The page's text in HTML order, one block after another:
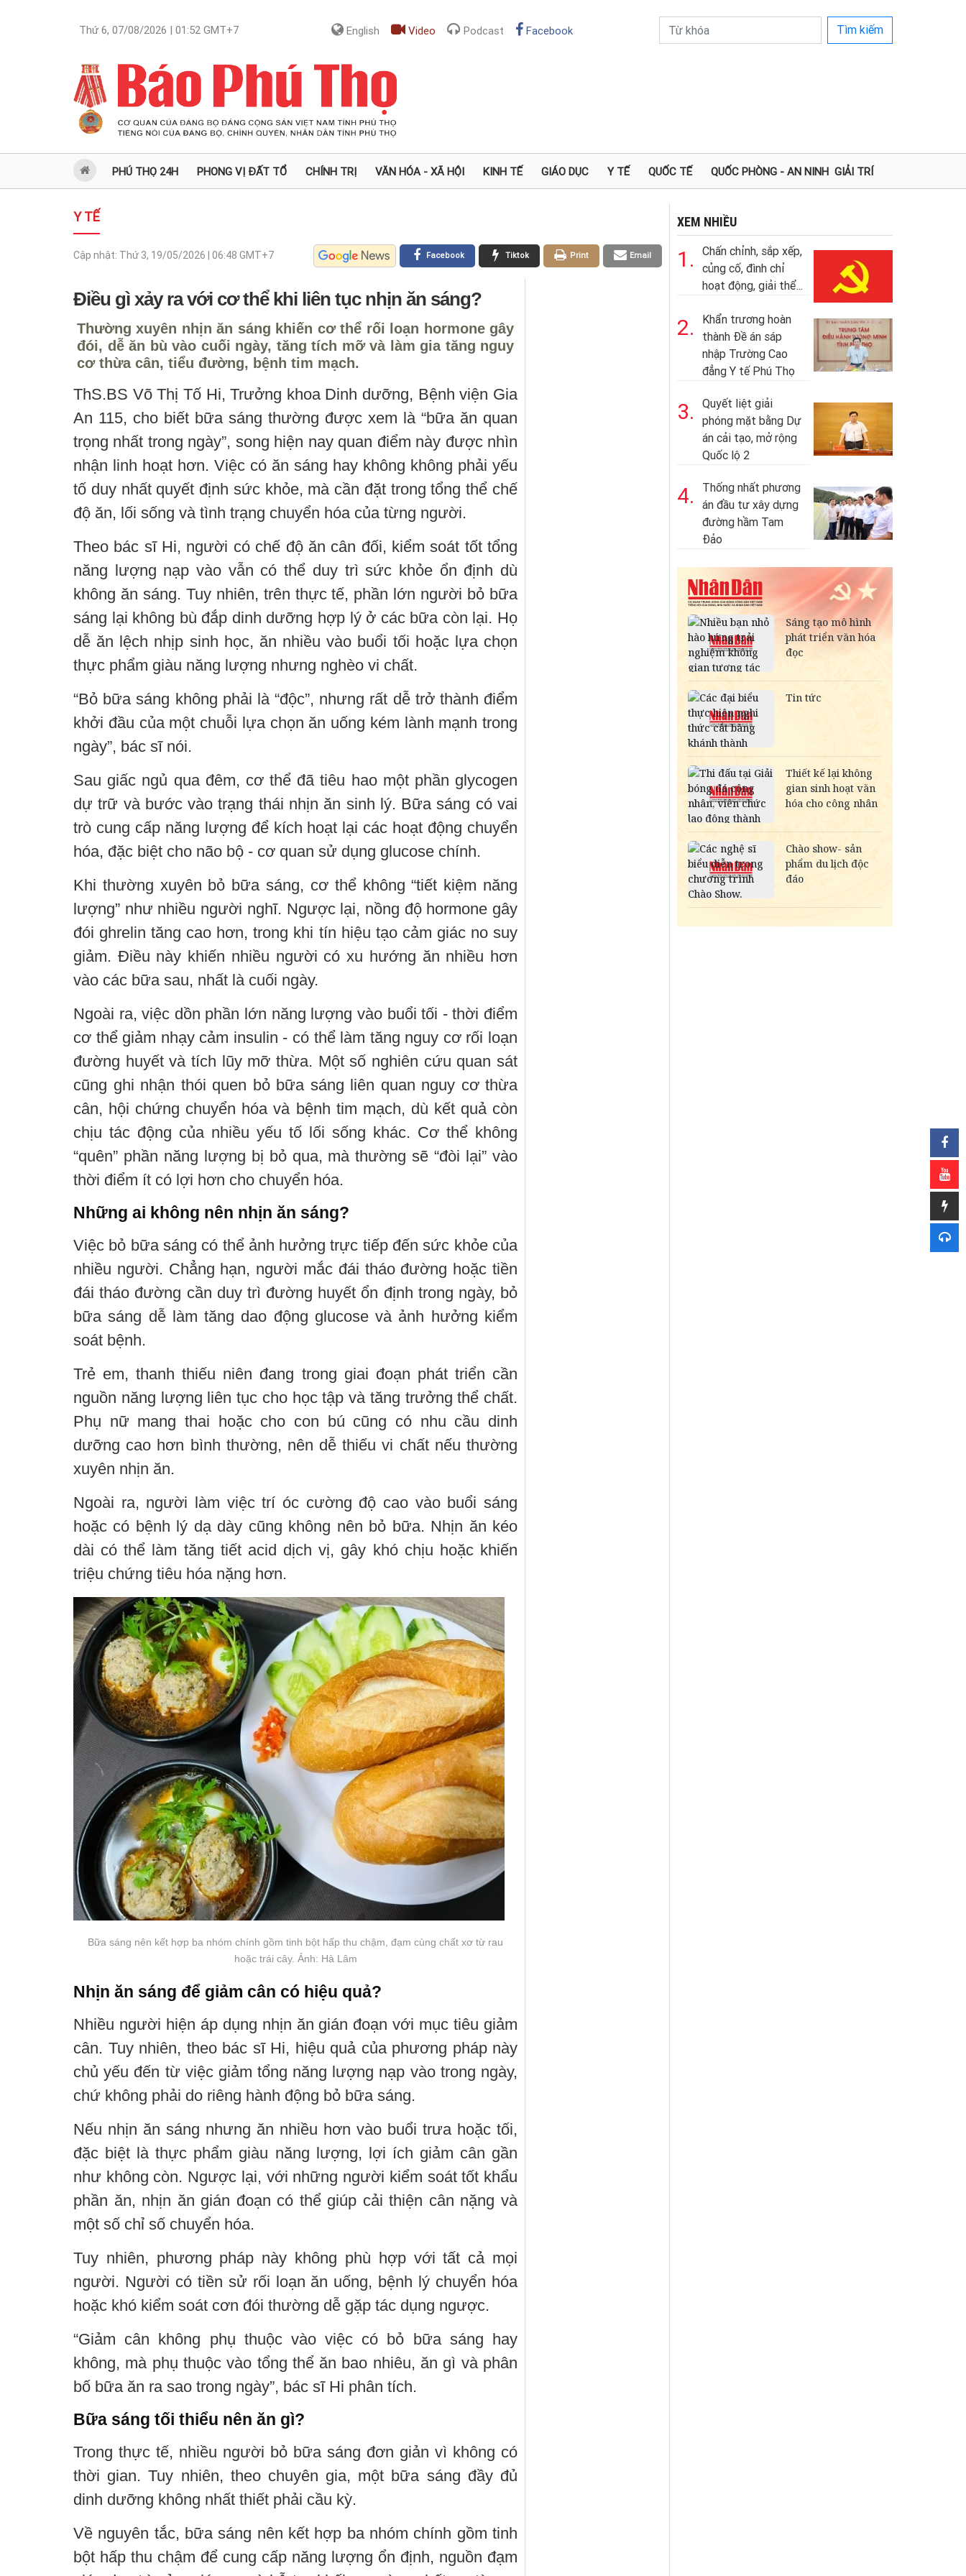
Thứ 6, 07/08/2026 | 01:52 GMT+7 English Video Podcast Facebook Tìm kiếm
PHÚ THỌ 24H PHONG VỊ ĐẤT TỔ CHÍNH TRỊ VĂN HÓA - XÃ HỘI KINH TẾ GIÁO DỤC Y TẾ QUỐC TẾ QUỐC PHÒNG - AN NINH GIẢI TRÍ
Y TẾ
Cập nhật: Thứ 3, 19/05/2026 | 06:48 GMT+7 Email
Print
Tiktok
Facebook
Điều gì xảy ra với cơ thể khi liên tục nhịn ăn sáng?
Thường xuyên nhịn ăn sáng khiến cơ thể rối loạn hormone gây
đói, dễ ăn bù vào cuối ngày, tăng tích mỡ và làm gia tăng nguy
cơ thừa cân, tiểu đường, bệnh tim mạch.
ThS.BS Võ Thị Tố Hi, Trưởng khoa Dinh dưỡng, Bệnh viện Gia
An 115, cho biết bữa sáng thường được xem là “bữa ăn quan
trọng nhất trong ngày”, song hiện nay quan điểm này được nhìn
nhận linh hoạt hơn. Việc có ăn sáng hay không không phải yếu
tố duy nhất quyết định sức khỏe, mà cần đặt trong tổng thể chế
độ ăn, lối sống và tình trạng chuyển hóa của từng người.
Theo bác sĩ Hi, người có chế độ ăn cân đối, kiểm soát tốt tổng
năng lượng nạp vào vẫn có thể duy trì sức khỏe ổn định dù
không ăn sáng. Tuy nhiên, trên thực tế, phần lớn người bỏ bữa
sáng lại không bù đắp dinh dưỡng hợp lý ở các bữa còn lại. Họ
dễ ăn lệch nhịp sinh học, ăn nhiều vào buổi tối hoặc lựa chọn
thực phẩm giàu năng lượng nhưng nghèo vi chất.
“Bỏ bữa sáng không phải là “độc”, nhưng rất dễ trở thành điểm
khởi đầu của một chuỗi lựa chọn ăn uống kém lành mạnh trong
ngày”, bác sĩ nói.
Sau giấc ngủ qua đêm, cơ thể đã tiêu hao một phần glycogen
dự trữ và bước vào trạng thái nhịn ăn sinh lý. Bữa sáng có vai
trò cung cấp năng lượng để kích hoạt lại các hoạt động chuyển
hóa, đặc biệt cho não bộ - cơ quan sử dụng glucose chính.
Khi thường xuyên bỏ bữa sáng, cơ thể không “tiết kiệm năng
lượng” như nhiều người nghĩ. Ngược lại, nồng độ hormone gây
đói ghrelin tăng cao hơn, trong khi tín hiệu tạo cảm giác no suy
giảm. Điều này khiến nhiều người có xu hướng ăn nhiều hơn
vào các bữa sau, nhất là cuối ngày.
Ngoài ra, việc dồn phần lớn năng lượng vào buổi tối - thời điểm
cơ thể giảm nhạy cảm insulin - có thể làm tăng nguy cơ rối loạn
đường huyết và tích lũy mỡ thừa. Một số nghiên cứu quan sát
cũng ghi nhận thói quen bỏ bữa sáng liên quan nguy cơ thừa
cân, hội chứng chuyển hóa và bệnh tim mạch, dù kết quả còn
chịu tác động của nhiều yếu tố lối sống khác. Cơ thể không
“quên” phần năng lượng bị bỏ qua, mà thường sẽ “đòi lại” vào
thời điểm ít có lợi hơn cho chuyển hóa.
Những ai không nên nhịn ăn sáng?
Việc bỏ bữa sáng có thể ảnh hưởng trực tiếp đến sức khỏe của
nhiều người. Chẳng hạn, người mắc đái tháo đường hoặc tiền
đái tháo đường cần duy trì đường huyết ổn định trong ngày, bỏ
bữa sáng dễ làm tăng dao động glucose và ảnh hưởng kiểm
soát bệnh.
Trẻ em, thanh thiếu niên đang trong giai đoạn phát triển cần
nguồn năng lượng liên tục cho học tập và tăng trưởng thể chất.
Phụ nữ mang thai hoặc cho con bú cũng có nhu cầu dinh
dưỡng cao hơn bình thường, nên dễ thiếu vi chất nếu thường
xuyên nhịn ăn.
Ngoài ra, người làm việc trí óc cường độ cao vào buổi sáng
hoặc có bệnh lý dạ dày cũng không nên bỏ bữa. Nhịn ăn kéo
dài có thể làm tăng tiết acid dịch vị, gây khó chịu hoặc khiến
triệu chứng tiêu hóa nặng hơn.
Bữa sáng nên kết hợp ba nhóm chính gồm tinh bột hấp thu chậm, đạm cùng chất xơ từ rau
hoặc trái cây. Ảnh: Hà Lâm
Nhịn ăn sáng để giảm cân có hiệu quả?
Nhiều người hiện áp dụng nhịn ăn gián đoạn với mục tiêu giảm
cân. Tuy nhiên, theo bác sĩ Hi, hiệu quả của phương pháp này
chủ yếu đến từ việc giảm tổng năng lượng nạp vào trong ngày,
chứ không phải do riêng hành động bỏ bữa sáng.
Nếu nhịn ăn sáng nhưng ăn nhiều hơn vào buổi trưa hoặc tối,
đặc biệt là thực phẩm giàu năng lượng, lợi ích giảm cân gần
như không còn. Ngược lại, với những người kiểm soát tốt khẩu
phần ăn, nhịn ăn gián đoạn có thể giúp cải thiện cân nặng và
một số chỉ số chuyển hóa.
Tuy nhiên, phương pháp này không phù hợp với tất cả mọi
người. Người có tiền sử rối loạn ăn uống, bệnh lý chuyển hóa
hoặc khó kiểm soát cơn đói thường dễ gặp tác dụng ngược.
“Giảm cân không phụ thuộc vào việc có bỏ bữa sáng hay
không, mà phụ thuộc vào tổng thể ăn bao nhiêu, ăn gì và phân
bố bữa ăn ra sao trong ngày”, bác sĩ Hi phân tích.
Bữa sáng tối thiểu nên ăn gì?
Trong thực tế, nhiều người bỏ bữa sáng đơn giản vì không có
thời gian. Tuy nhiên, theo chuyên gia, một bữa sáng đầy đủ
dinh dưỡng không nhất thiết phải cầu kỳ.
Về nguyên tắc, bữa sáng nên kết hợp ba nhóm chính gồm tinh
bột hấp thu chậm để cung cấp năng lượng ổn định, nguồn đạm
XEM NHIỀU
1.
Chấn chỉnh, sắp xếp,
củng cố, đình chỉ
hoạt động, giải thể...
2.
Khẩn trương hoàn
thành Đề án sáp
nhập Trường Cao
đẳng Y tế Phú Thọ
3.
Quyết liệt giải
phóng mặt bằng Dự
án cải tạo, mở rộng
Quốc lộ 2
4.
Thống nhất phương
án đầu tư xây dựng
đường hầm Tam
Đảo